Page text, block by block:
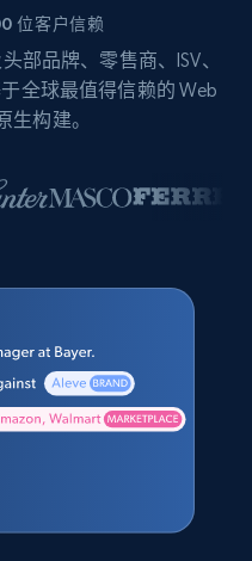
位客户信赖
部品牌、零售商、ISV、
全球最值得信赖的 Web
生构建。